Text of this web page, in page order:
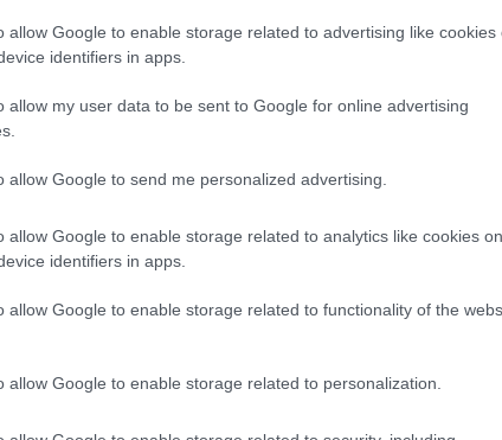
allow Google to enable storage related to advertising like cookies
identifiers in apps.
allow my user data to be sent to Google for online advertising
allow Google to send me personalized advertising.
allow Google to enable storage related to analytics like cookies on
identifiers in apps.
allow Google to enable storage related to functionality of the
allow Google to enable storage related to personalization.
la provincia de Siracusa, es conocido por
20 metros sobre el nivel del mar. Este
mil habitantes, ha sabido mantenerse
un aire de tranquilidad y
rica y diversa, reflejando la influencia de
desde los griegos hasta los árabes.
saborear en su gastronomía?
una variedad de experiencias culturales y
pesqueras hasta sus festividades
en la vida auténtica de un pueblo que ha
del tiempo. La gastronomía también